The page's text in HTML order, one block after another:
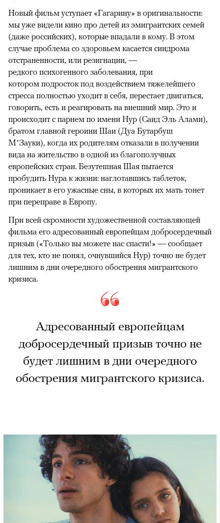
Новый фильм уступает «Гагарину» в оригинальности:
мы уже видели кино про детей из эмигрантских семей
(даже российских), которые впадали в кому. В этом
случае проблема со здоровьем касается синдрома
отстраненности, или резигнации, —
редкого психогенного заболевания, при
котором подросток под воздействием тяжелейшего
стресса полностью уходит в себя, перестает двигаться,
говорить, есть и реагировать на внешний мир. Это и
происходит с парнем по имени Нур (Саид Эль Алами),
братом главной героини Шаи (Дуа Бутарбуш
М’Зауки), когда их родителям отказали в получении
вида на жительство в одной из благополучных
европейских стран. Безутешная Шая пытается
пробудить Нура к жизни: наглотавшись таблеток,
проникает в его ужасные сны, в которых их мать тонет
при переправе в Европу.
При всей скромности художественной составляющей
фильма его адресованный европейцам добросердечный
призыв («Только вы можете нас спасти!» — сообщает
для тех, кто не понял, очнувшийся Нур) точно не будет
лишним в дни очередного обострения мигрантского
кризиса.
Адресованный европейцам
добросердечный призыв точно не
будет лишним в дни очередного
обострения мигрантского кризиса.